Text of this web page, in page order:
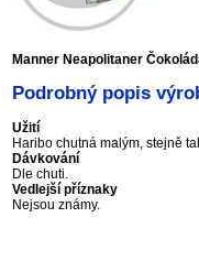
Manner Neapolitaner
Podrobný popis
Užití
Haribo chutná malým, stejně
Dávkování
Dle chuti.
Vedlejší příznaky
Nejsou známy.